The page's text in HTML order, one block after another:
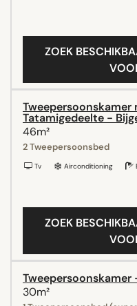
ZOEK
Tweepersoonskamer
Tatamigedeelte -
46m²
2 Tweepersoonsbed
Tv Airconditioning
ZOEK
30m²